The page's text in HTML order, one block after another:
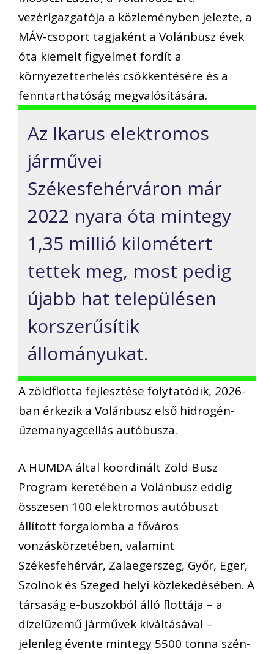
vezérigazgatója a közleményben jelezte, a
MÁV-csoport tagjaként a Volánbusz évek
óta kiemelt figyelmet fordít a
környezetterhelés csökkentésére és a
fenntarthatóság megvalósítására.
Az Ikarus elektromos
járművei
Székesfehérváron már
2022 nyara óta mintegy
1,35 millió kilométert
tettek meg, most pedig
újabb hat településen
korszerűsítik
állományukat.
A zöldflotta fejlesztése folytatódik, 2026-
ban érkezik a Volánbusz első hidrogén-
üzemanyagcellás autóbusza.
A HUMDA által koordinált Zöld Busz
Program keretében a Volánbusz eddig
összesen 100 elektromos autóbuszt
állított forgalomba a főváros
vonzáskörzetében, valamint
Székesfehérvár, Zalaegerszeg, Győr, Eger,
Szolnok és Szeged helyi közlekedésében. A
társaság e-buszokból álló flottája – a
dízelüzemű járművek kiváltásával –
jelenleg évente mintegy 5500 tonna szén-